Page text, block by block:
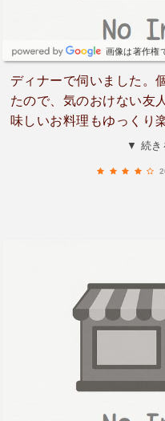
画像は著作権
ディナーで伺いました。
たので、気のおけない友
味しいお料理もゆっくり
ープ・パンorライス・メ
▼ 続き